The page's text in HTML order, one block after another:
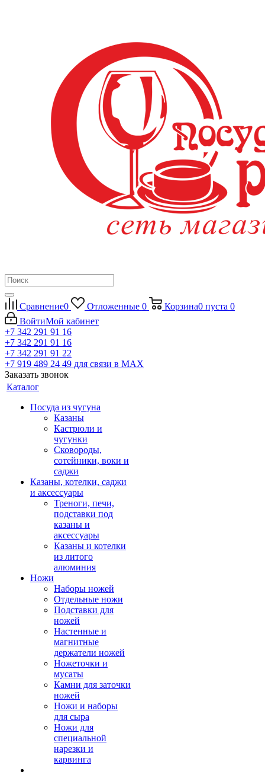
Сравнение0 Отложенные 0 Корзина0 пуста 0
ВойтиМой кабинет
+7 342 291 91 16
+7 342 291 91 16
+7 342 291 91 22
+7 919 489 24 49 для связи в МАХ
Заказать звонок
Каталог
Посуда из чугуна
Казаны
Кастрюли и
чугунки
Сковороды,
сотейники, воки и
саджи
Казаны, котелки, саджи
и аксессуары
Треноги, печи,
подставки под
казаны и
аксессуары
Казаны и котелки
из литого
алюминия
Ножи
Наборы ножей
Отдельные ножи
Подставки для
ножей
Настенные и
магнитные
держатели ножей
Ножеточки и
мусаты
Камни для заточки
ножей
Ножи и наборы
для сыра
Ножи для
специальной
нарезки и
карвинга